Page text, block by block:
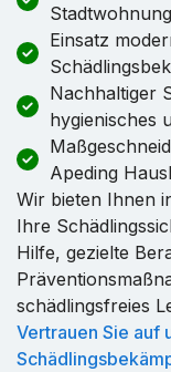
Einsatz
Nachhaltiger
hygienisches
Apeding
Wir bieten Ihnen
Ihre
Hilfe, gezielte
schädlingsfreies
Vertrauen Sie auf